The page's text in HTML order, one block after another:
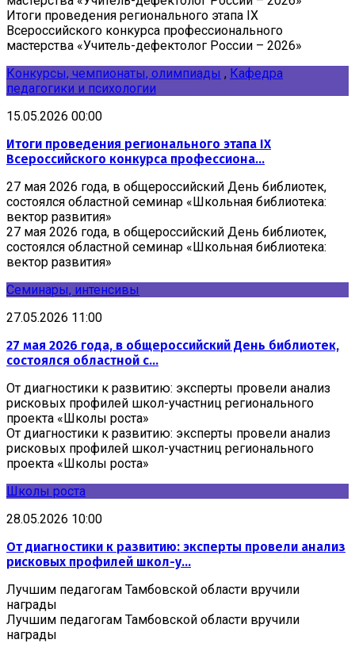
Итоги проведения регионального этапа IX
Всероссийского конкурса профессионального
мастерства «Учитель-дефектолог России – 2026»
Конкурсы, чемпионаты, олимпиады , Кафедра
педагогики и психологии
15.05.2026 00:00
Итоги проведения регионального этапа IX
Всероссийского конкурса профессиона...
27 мая 2026 года, в общероссийский День библиотек,
состоялся областной семинар «Школьная библиотека:
вектор развития»
27 мая 2026 года, в общероссийский День библиотек,
состоялся областной семинар «Школьная библиотека:
вектор развития»
Семинары, интенсивы
27.05.2026 11:00
27 мая 2026 года, в общероссийский День библиотек,
состоялся областной с...
От диагностики к развитию: эксперты провели анализ
рисковых профилей школ-участниц регионального
проекта «Школы роста»
От диагностики к развитию: эксперты провели анализ
рисковых профилей школ-участниц регионального
проекта «Школы роста»
Школы роста
28.05.2026 10:00
От диагностики к развитию: эксперты провели анализ
рисковых профилей школ-у...
Лучшим педагогам Тамбовской области вручили
награды
Лучшим педагогам Тамбовской области вручили
награды